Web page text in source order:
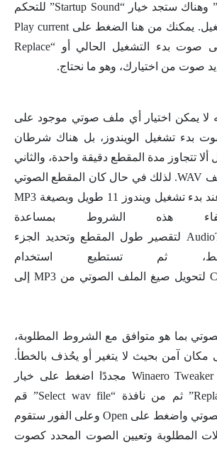
قسم “Appearance” وهناك ستجد خيار “Startup Sound” للتحكم
في صوت بدء التشغيل. يمكنك من هنا الضغط على Play current
sound للاستماع إلى صوت بدء التشغيل الحالي أو “Replace
لا يمكن اختيار أي ملف صوتي موجود على
بدء تشغيل الويندوز، بل هناك شرطان
ألا تتجاوز مدة المقطع دقيقة واحدة، والثاني
أن تكون صيغة الملف WAV. لذلك في حال كان المقطع الصوتي
الذي تريد إضافته عند بدء تشغيل ويندوز 11 طويل وبصيغة MP3
هذه الشروط بمساعدة
موقع AudioTrimmer.com لتقصير طول المقطع وتحديد الجزء
ثم تستطيع استخدام
خدمة CloudConvert لتحويل صيغ الملف الصوتي من MP3 إلى
بما هو متوافق مع الشروط المطلوبة،
مكان آمن بحيث لا يتغير أو يحُذف بالخطأ.
وبالرجوع إلى أداة Winaero Tweaker مجددًا اضغط على خيار
“Replace startup sound” ثم من نافذة “Select wav file” قم
بتحديد هذا الملف الصوتي واضغط على Open وعلى الفور ستقوم
المطلوبة وتعيين الصوت المحدد كصوت